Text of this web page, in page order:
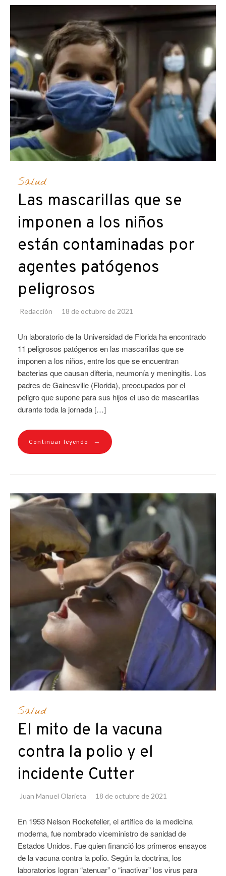
Salud
Las mascarillas que se
imponen a los niños
están contaminadas por
agentes patógenos
peligrosos
Redacción 18 de octubre de 2021
Un laboratorio de la Universidad de Florida ha encontrado
11 peligrosos patógenos en las mascarillas que se
imponen a los niños, entre los que se encuentran
bacterias que causan difteria, neumonía y meningitis. Los
padres de Gainesville (Florida), preocupados por el
peligro que supone para sus hijos el uso de mascarillas
durante toda la jornada […]
Continuar leyendo →
Salud
El mito de la vacuna
contra la polio y el
incidente Cutter
Juan Manuel Olarieta 18 de octubre de 2021
En 1953 Nelson Rockefeller, el artífice de la medicina
moderna, fue nombrado viceministro de sanidad de
Estados Unidos. Fue quien financió los primeros ensayos
de la vacuna contra la polio. Según la doctrina, los
laboratorios logran “atenuar” o “inactivar” los virus para